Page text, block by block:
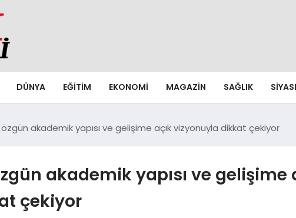
DÜNYA EĞITIM EKONOMI MAGAZIN SAĞLIK
akademik yapısı ve gelişime açık vizyonuyla dikkat çekiyor
akademik yapısı ve gelişime
çekiyor